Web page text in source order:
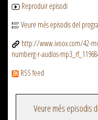
Reproduir episodi
Veure més episodis del
http://www.ivoox.com/42-
nurnberg-r-audios-
RSS feed
Veure més episodis